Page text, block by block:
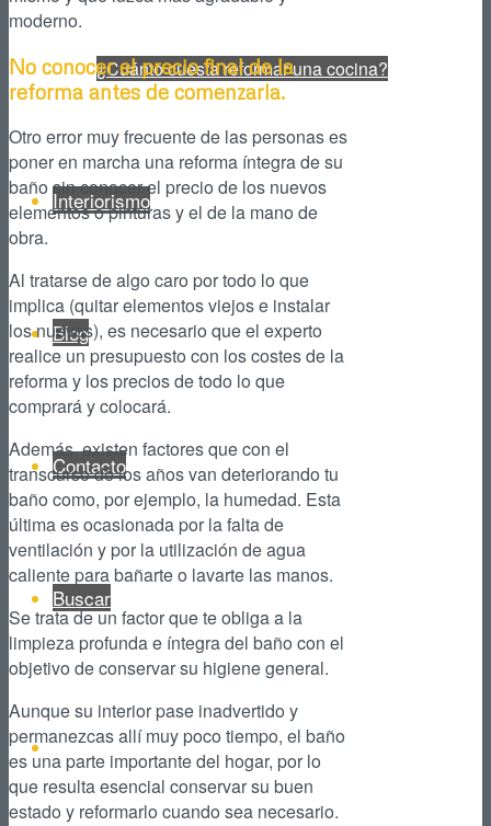
¿Cuánto cuesta reformar una cocina?
Interiorismo
Blog
Contacto
Buscar
Facebook
moderno.
No conocer el precio final de la
reforma antes de comenzarla.
Otro error muy frecuente de las personas es
poner en marcha una reforma íntegra de su
baño sin conocer el precio de los nuevos
elementos o pinturas y el de la mano de
obra.
Al tratarse de algo caro por todo lo que
implica (quitar elementos viejos e instalar
los nuevos), es necesario que el experto
realice un presupuesto con los costes de la
reforma y los precios de todo lo que
comprará y colocará.
Además, existen factores que con el
transcurso de los años van deteriorando tu
baño como, por ejemplo, la humedad. Esta
última es ocasionada por la falta de
ventilación y por la utilización de agua
caliente para bañarte o lavarte las manos.
Se trata de un factor que te obliga a la
limpieza profunda e íntegra del baño con el
objetivo de conservar su higiene general.
Aunque su interior pase inadvertido y
permanezcas allí muy poco tiempo, el baño
es una parte importante del hogar, por lo
que resulta esencial conservar su buen
estado y reformarlo cuando sea necesario.